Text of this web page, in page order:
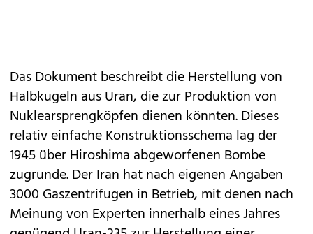
Das Dokument beschreibt die Herstellung von
Halbkugeln aus Uran, die zur Produktion von
Nuklearsprengköpfen dienen könnten. Dieses
relativ einfache Konstruktionsschema lag der
1945 über Hiroshima abgeworfenen Bombe
zugrunde. Der Iran hat nach eigenen Angaben
3000 Gaszentrifugen in Betrieb, mit denen nach
Meinung von Experten innerhalb eines Jahres